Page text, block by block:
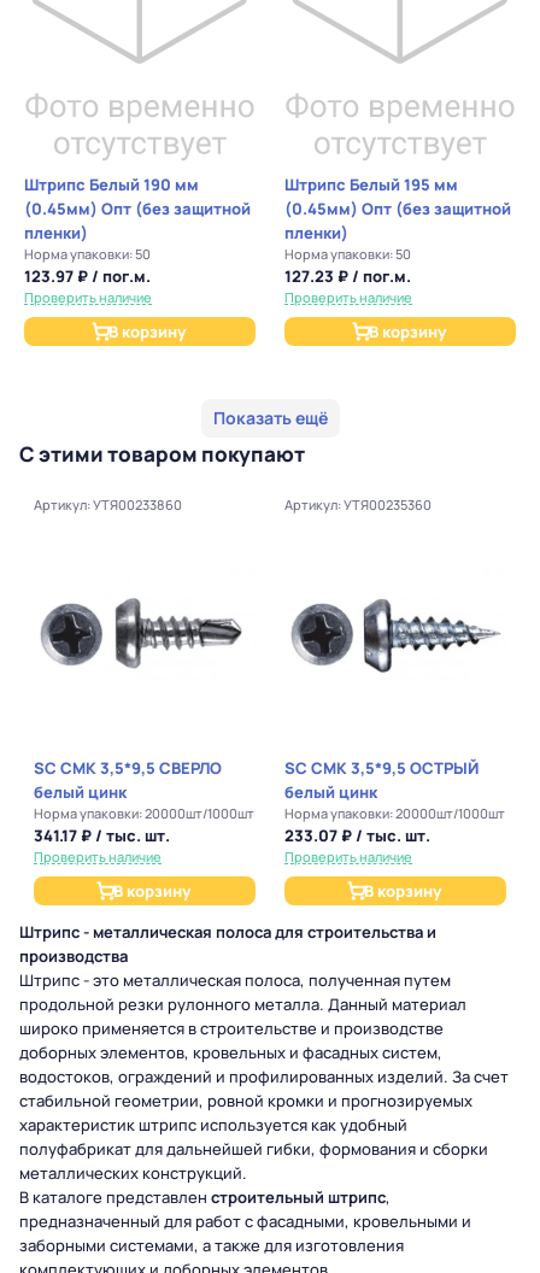
Штрипс Белый 190 мм
(0.45мм) Опт (без защитной
пленки)
Норма упаковки: 50
123.97 ₽ / пог.м.
Проверить наличие
В корзину
Штрипс Белый 195 мм
(0.45мм) Опт (без защитной
пленки)
Норма упаковки: 50
127.23 ₽ / пог.м.
Проверить наличие
В корзину
Показать ещё
С этими товаром покупают
Артикул: УТЯ00233860
SC СМК 3,5*9,5 СВЕРЛО
белый цинк
Норма упаковки: 20000шт/1000шт
341.17 ₽ / тыс. шт.
Проверить наличие
В корзину
Артикул: УТЯ00235360
SC СМК 3,5*9,5 ОСТРЫЙ
белый цинк
Норма упаковки: 20000шт/1000шт
233.07 ₽ / тыс. шт.
Проверить наличие
В корзину
Штрипс - металлическая полоса для строительства и
производства
Штрипс - это металлическая полоса, полученная путем
продольной резки рулонного металла. Данный материал
широко применяется в строительстве и производстве
доборных элементов, кровельных и фасадных систем,
водостоков, ограждений и профилированных изделий. За счет
стабильной геометрии, ровной кромки и прогнозируемых
характеристик штрипс используется как удобный
полуфабрикат для дальнейшей гибки, формования и сборки
металлических конструкций.
В каталоге представлен строительный штрипс,
предназначенный для работ с фасадными, кровельными и
заборными системами, а также для изготовления